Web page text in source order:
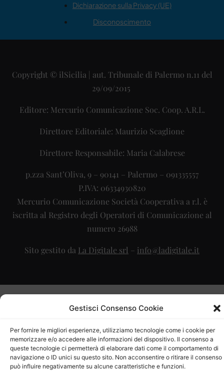
Gestisci Consenso Cookie
Per fornire le migliori esperienze, utilizziamo tecnologie come i cookie per
memorizzare e/o accedere alle informazioni del dispositivo. Il consenso a
queste tecnologie ci permetterà di elaborare dati come il comportamento di
navigazione o ID unici su questo sito. Non acconsentire o ritirare il consenso
può influire negativamente su alcune caratteristiche e funzioni.
Dichiarazione sulla Privacy (UE)
Disconoscimento
Copyright © ilSicilia | aut. Tribunale di Palermo n.11 del
29/09/2015
Editore: Mercurio Comunicazione Soc. Coop. A.R.L.
Direttore Editoriale: Maurizio Scaglione
Direttore Responsabile: Maria Calabrese
p.zza Sant’Oliva, 9 – 90141 – Palermo – 091335557
P.IVA: 06334930820
Mercurio Comunicazione Società Cooperativa a r.l. è
iscritta al Registro degli Operatori di Comunicazione al
numero 26988
Sito gestito da La Digitale srl – info@ladigitale.it